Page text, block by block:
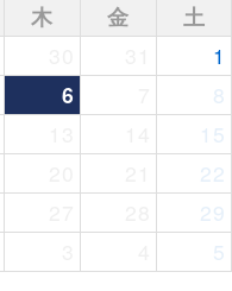
木 金
土
1
6
8
15
22
29
5